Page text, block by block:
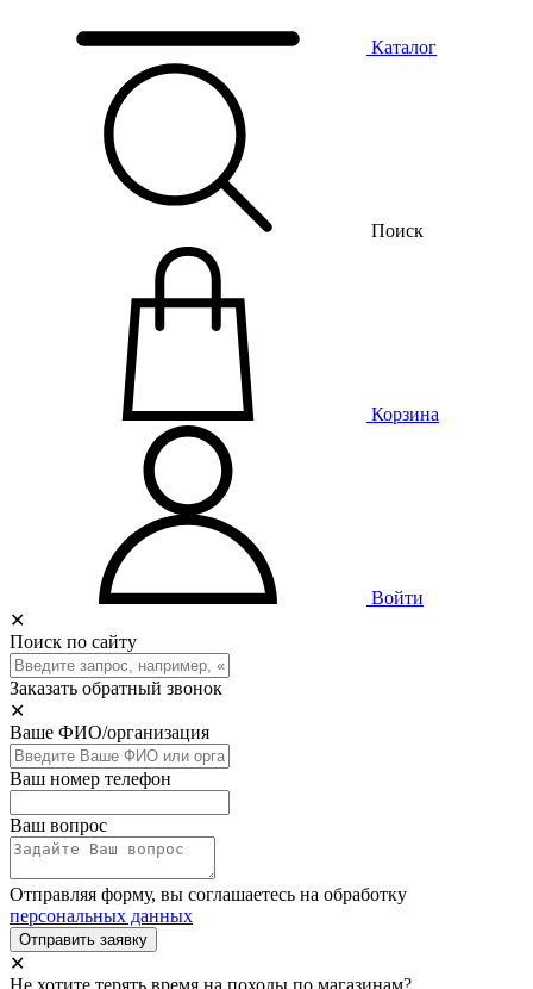
Каталог
Поиск
Корзина
Войти
✕
Поиск по сайту
Заказать обратный звонок
✕
Ваше ФИО/организация
Ваш номер телефон
Ваш вопрос
Отправляя форму, вы соглашаетесь на обработку
персональных данных
Отправить заявку
✕
Не хотите терять время на походы по магазинам?